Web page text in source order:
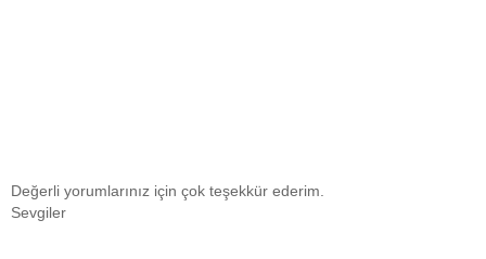
Değerli yorumlarınız için çok teşekkür ederim.
Sevgiler